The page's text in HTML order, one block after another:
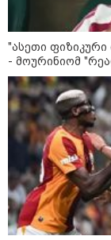
13:15 / 08-08-2026
"ასეთი
- მოურინიომ